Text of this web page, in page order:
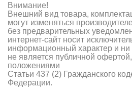
Аппаратура и электроника
Аккумуляторы и батарейки
Зарядные устройства и блоки
Двигатели
Внимание!
Внешний вид товара,
могут изменяться
без предварительных
интернет-сайт носит
информационный характер и ни
не является публичной
положениями
Статьи 437 (2) Гражданского
Федерации.